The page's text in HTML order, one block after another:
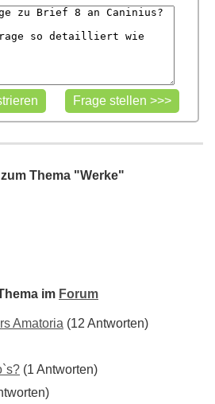
Thema "Werke"
im Forum
Amatoria (12 Antworten)
(1 Antworten)